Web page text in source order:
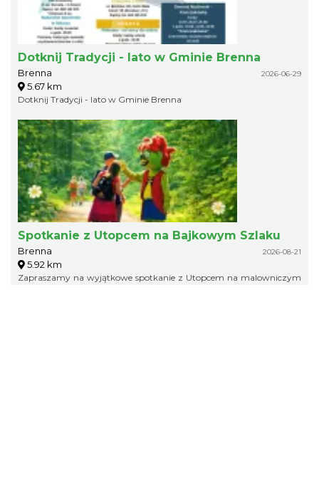
Dotknij Tradycji - lato w Gminie Brenna
Brenna 2026-06-29
5.67 km
Dotknij Tradycji - lato w Gminie Brenna
Spotkanie z Utopcem na Bajkowym Szlaku
Brenna 2026-08-21
5.92 km
Zapraszamy na wyjątkowe spotkanie z Utopcem na malowniczym